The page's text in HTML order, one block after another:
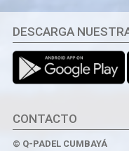
DESCARGA
CONTACTO
© Q-PADEL CUMBAYÁ